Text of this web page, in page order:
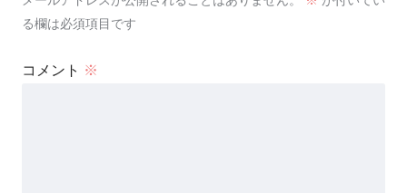
る欄は必須項目です
コメント ※